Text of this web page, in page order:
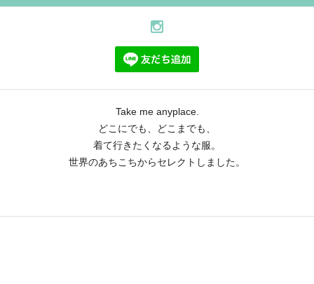
Take me anyplace.
どこにでも、どこまでも、
着て行きたくなるような服。
世界のあちこちからセレクトしました。